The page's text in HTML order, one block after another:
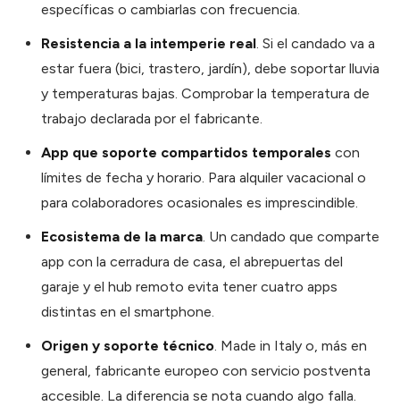
específicas o cambiarlas con frecuencia.
Resistencia a la intemperie real. Si el candado va a
estar fuera (bici, trastero, jardín), debe soportar lluvia
y temperaturas bajas. Comprobar la temperatura de
trabajo declarada por el fabricante.
App que soporte compartidos temporales con
límites de fecha y horario. Para alquiler vacacional o
para colaboradores ocasionales es imprescindible.
Ecosistema de la marca. Un candado que comparte
app con la cerradura de casa, el abrepuertas del
garaje y el hub remoto evita tener cuatro apps
distintas en el smartphone.
Origen y soporte técnico. Made in Italy o, más en
general, fabricante europeo con servicio postventa
accesible. La diferencia se nota cuando algo falla.